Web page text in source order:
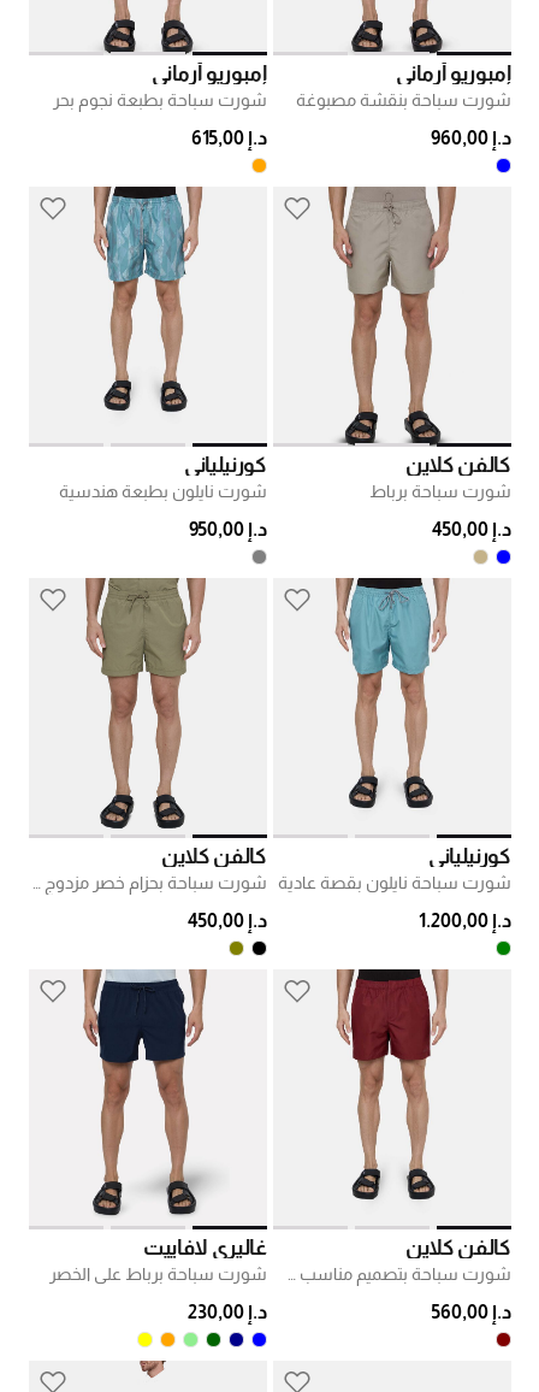
إمبوريو أرماني
شورت سباحة بنقشة مصبوغة
د.إ 960,00
إمبوريو أرماني
شورت سباحة بطبعة نجوم بحر
د.إ 615,00
كالفن كلاين
شورت سباحة برباط
د.إ 450,00
كورنيلياني
شورت نايلون بطبعة هندسية
د.إ 950,00
كورنيلياني
شورت سباحة نايلون بقصة عادية
د.إ 1.200,00
كالفن كلاين
د.إ 450,00
كالفن كلاين
د.إ 560,00
غاليري لافاييت
شورت سباحة برباط على الخصر
د.إ 230,00